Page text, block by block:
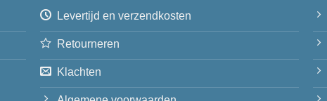
Levertijd en verzendkosten
Retourneren
Klachten